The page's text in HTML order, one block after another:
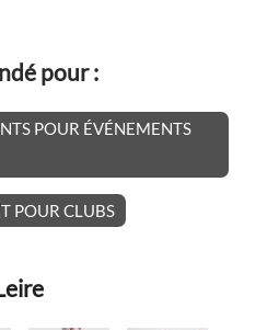
pour :
POUR ÉVÉNEMENTS
POUR CLUBS